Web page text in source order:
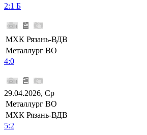
2:1 Б
МХК Рязань-ВДВ
Металлург ВО
4:0
29.04.2026, Ср
Металлург ВО
МХК Рязань-ВДВ
5:2